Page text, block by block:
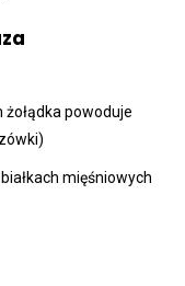
powoduje
mięśniowych